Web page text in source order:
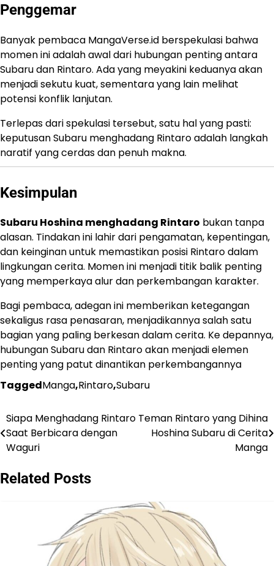
Penggemar
Banyak pembaca MangaVerse.id berspekulasi bahwa
momen ini adalah awal dari hubungan penting antara
Subaru dan Rintaro. Ada yang meyakini keduanya akan
menjadi sekutu kuat, sementara yang lain melihat
potensi konflik lanjutan.
Terlepas dari spekulasi tersebut, satu hal yang pasti:
keputusan Subaru menghadang Rintaro adalah langkah
naratif yang cerdas dan penuh makna.
Kesimpulan
Subaru Hoshina menghadang Rintaro bukan tanpa
alasan. Tindakan ini lahir dari pengamatan, kepentingan,
dan keinginan untuk memastikan posisi Rintaro dalam
lingkungan cerita. Momen ini menjadi titik balik penting
yang memperkaya alur dan perkembangan karakter.
Bagi pembaca, adegan ini memberikan ketegangan
sekaligus rasa penasaran, menjadikannya salah satu
bagian yang paling berkesan dalam cerita. Ke depannya,
hubungan Subaru dan Rintaro akan menjadi elemen
penting yang patut dinantikan perkembangannya
TaggedManga,Rintaro,Subaru
Navigasi
pos
Siapa Menghadang Rintaro
Saat Berbicara dengan
Waguri
Teman Rintaro yang Dihina
Hoshina Subaru di Cerita
Manga
Related Posts